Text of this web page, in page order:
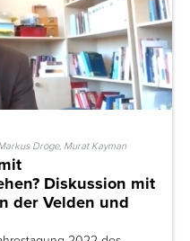
Dröge, Murat Kayman
Diskussion mit
der Velden und